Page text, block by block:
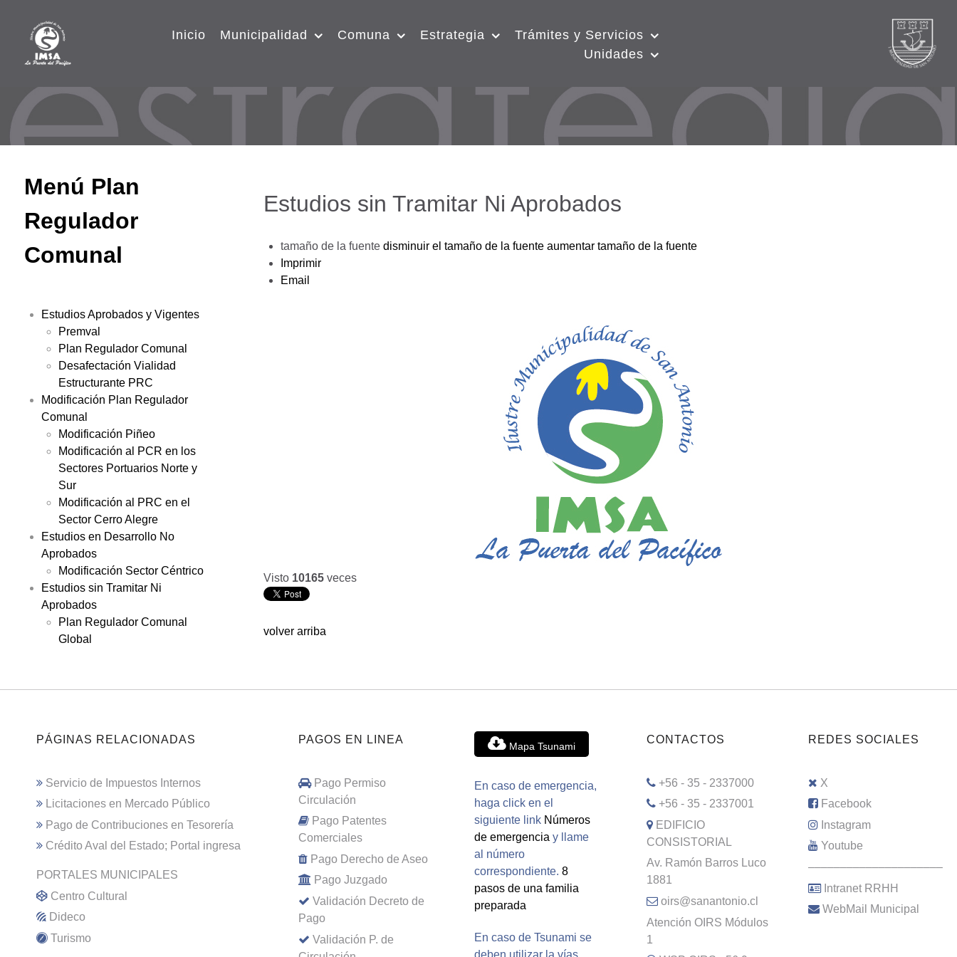
Inicio Municipalidad Comuna Estrategia
Trámites y Servicios
Unidades
Menú Plan
Regulador
Comunal
Estudios Aprobados y Vigentes
Premval
Plan Regulador Comunal
Desafectación Vialidad
Estructurante PRC
Modificación Plan Regulador
Comunal
Modificación Piñeo
Modificación al PCR en los
Sectores Portuarios Norte y
Sur
Modificación al PRC en el
Sector Cerro Alegre
Estudios en Desarrollo No
Aprobados
Modificación Sector Céntrico
Estudios sin Tramitar Ni
Aprobados
Plan Regulador Comunal
Global
Estudios sin Tramitar Ni Aprobados
tamaño de la fuente disminuir el tamaño de la fuente aumentar tamaño de la fuente
Imprimir
Email
Visto 10165 veces
volver arriba
PÁGINAS RELACIONADAS
Servicio de Impuestos Internos
Licitaciones en Mercado Público
Pago de Contribuciones en Tesorería
Crédito Aval del Estado; Portal ingresa
PORTALES MUNICIPALES
Centro Cultural
Dideco
Turismo
PAGOS EN LINEA
Pago Permiso
Circulación
Pago Patentes
Comerciales
Pago Derecho de Aseo
Pago Juzgado
Validación Decreto de
Pago
Validación P. de
Mapa Tsunami
En caso de emergencia,
haga click en el
siguiente link Números
de emergencia y llame
al número
correspondiente. 8
pasos de una familia
preparada
En caso de Tsunami se
deben utilizar la vías
CONTACTOS
+56 - 35 - 2337000
+56 - 35 - 2337001
EDIFICIO
CONSISTORIAL
Av. Ramón Barros Luco
1881
oirs@sanantonio.cl
Atención OIRS Módulos
1
REDES SOCIALES
X
Facebook
Instagram
Youtube
–––––––––––––––––––––
Intranet RRHH
WebMail Municipal